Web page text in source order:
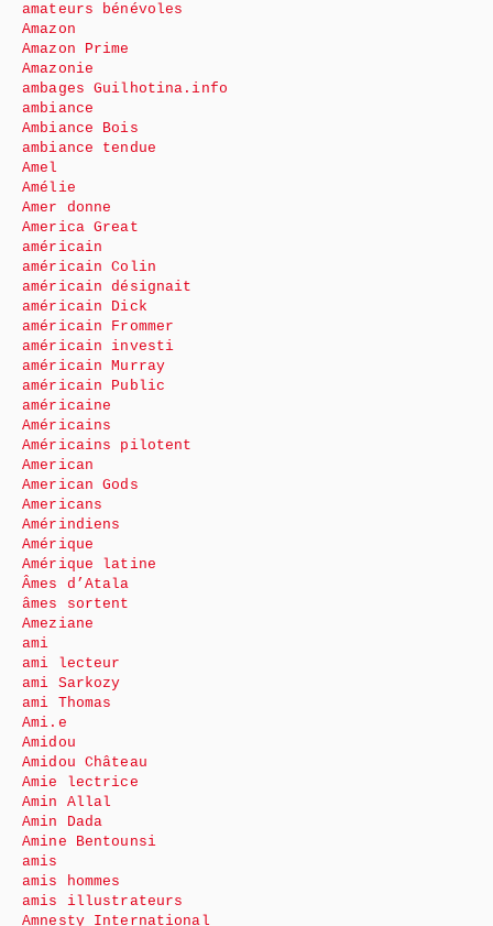
amateurs bénévoles
Amazon
Amazon Prime
Amazonie
ambages Guilhotina.info
ambiance
Ambiance Bois
ambiance tendue
Amel
Amélie
Amer donne
America Great
américain
américain Colin
américain désignait
américain Dick
américain Frommer
américain investi
américain Murray
américain Public
américaine
Américains
Américains pilotent
American
American Gods
Americans
Amérindiens
Amérique
Amérique latine
Âmes d’Atala
âmes sortent
Ameziane
ami
ami lecteur
ami Sarkozy
ami Thomas
Ami.e
Amidou
Amidou Château
Amie lectrice
Amin Allal
Amin Dada
Amine Bentounsi
amis
amis hommes
amis illustrateurs
Amnesty International